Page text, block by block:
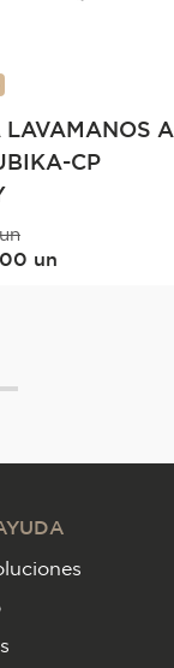
LAVAMANOS A
CP
un
un